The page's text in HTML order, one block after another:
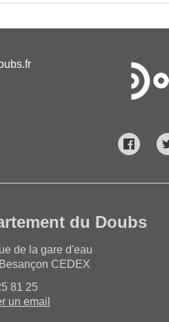
du Doubs
de la gare d'eau
CEDEX
81 25
un email